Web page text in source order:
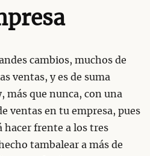
cambios, muchos de
ventas, y es de suma
que nunca, con una
ventas en tu empresa, pues
hacer frente a los tres
tambalear a más de